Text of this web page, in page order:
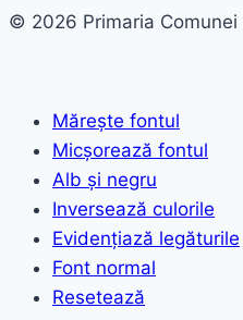
© 2026 Primaria Comunei
Mărește fontul
Micșorează fontul
Alb și negru
Inversează culorile
Evidențiază legăturile
Font normal
Resetează